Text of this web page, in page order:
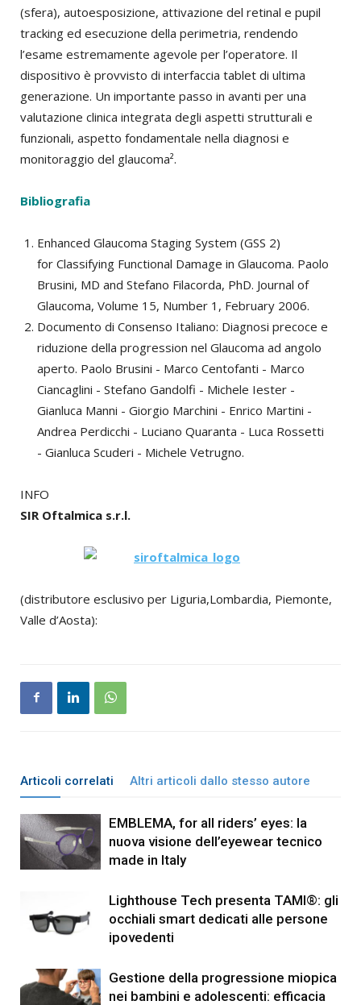
(sfera), autoesposizione, attivazione del retinal e pupil
tracking ed esecuzione della perimetria, rendendo
l’esame estremamente agevole per l’operatore. Il
dispositivo è provvisto di interfaccia tablet di ultima
generazione. Un importante passo in avanti per una
valutazione clinica integrata degli aspetti strutturali e
funzionali, aspetto fondamentale nella diagnosi e
monitoraggio del glaucoma².
Bibliografia
Enhanced Glaucoma Staging System (GSS 2)
for Classifying Functional Damage in Glaucoma. Paolo
Brusini, MD and Stefano Filacorda, PhD. Journal of
Glaucoma, Volume 15, Number 1, February 2006.
Documento di Consenso Italiano: Diagnosi precoce e
riduzione della progression nel Glaucoma ad angolo
aperto. Paolo Brusini - Marco Centofanti - Marco
Ciancaglini - Stefano Gandolfi - Michele Iester -
Gianluca Manni - Giorgio Marchini - Enrico Martini -
Andrea Perdicchi - Luciano Quaranta - Luca Rossetti
- Gianluca Scuderi - Michele Vetrugno.
INFO
SIR Oftalmica s.r.l.
(distributore esclusivo per Liguria,Lombardia, Piemonte,
Valle d’Aosta):
Articoli correlati Altri articoli dallo stesso autore
EMBLEMA, for all riders’ eyes: la
nuova visione dell’eyewear tecnico
made in Italy
Lighthouse Tech presenta TAMI®: gli
occhiali smart dedicati alle persone
ipovedenti
Gestione della progressione miopica
nei bambini e adolescenti: efficacia